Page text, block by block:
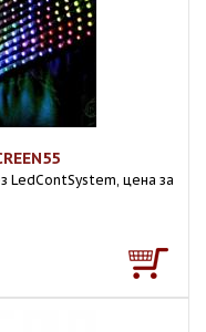
LedContSystem, цена за